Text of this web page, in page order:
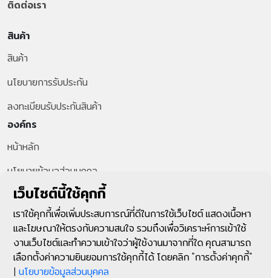
ติดต่อเรา
สินค้า
สินค้า
นโยบายการรับประกัน
ลงทะเบียนรับประกันสินค้า
องค์กร
หน้าหลัก
นโยบายข้อมูลส่วนบุคคล
สายด่วนลูกค้า
+66-2-287-1599
ติดตามเรา
เว็บไซต์นี้ใช้คุกกี้
เราใช้คุกกี้เพื่อเพิ่มประสบการณ์ที่ดีในการใช้เว็บไซต์ แสดงเนื้อหา
และโฆษณาให้ตรงกับความสนใจ รวมถึงเพื่อวิเคราะห์การเข้าใช้
งานเว็บไซต์และทำความเข้าใจว่าผู้ใช้งานมาจากที่ใด คุณสามารถ
เลือกตั้งค่าความยินยอมการใช้คุกกี้ได้ โดยคลิก "การตั้งค่าคุกกี้"
|นโยบายข้อมูลส่วนบุคคล